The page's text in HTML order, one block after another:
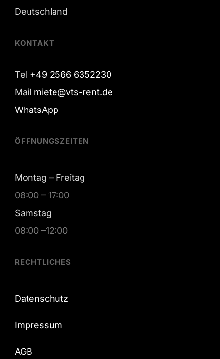
Deutschland
KONTAKT
Tel +49 2566 6352230
Mail miete@vts-rent.de
WhatsApp
ÖFFNUNGSZEITEN
Montag – Freitag
08:00 – 17:00
Samstag
08:00 –12:00
RECHTLICHES
Datenschutz
Impressum
AGB